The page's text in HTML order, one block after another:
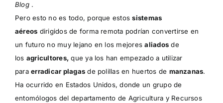
Blog.
Pero esto no es todo, porque estossistemas
aéreos dirigidos de forma remota podrían convertirse en
un futuro no muy lejano en los mejoresaliados de
los agricultores, que ya los han empezado a utilizar
paraerradicar plagas de polillas en huertos de manzanas.
Ha ocurrido en Estados Unidos, donde un grupo de
entomólogos del departamento de Agricultura y Recursos